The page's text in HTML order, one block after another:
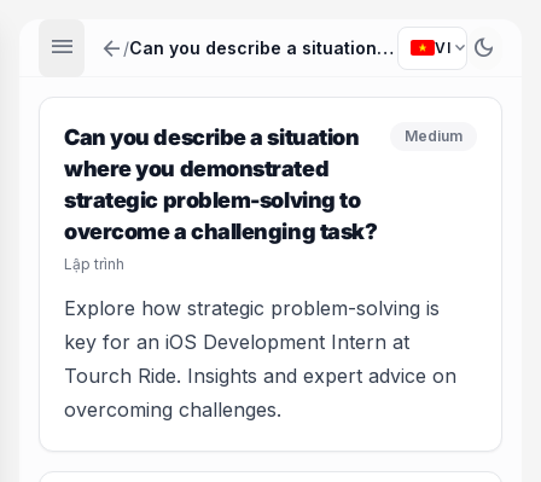
menu arrow_back / Can you describe a situation where you demonstrated strategic problem-solving to overcome a challenging task? VI expand_more dark_mode
Can you describe a situation
where you demonstrated
strategic problem-solving to
overcome a challenging task?
Lập trình
Medium
Explore how strategic problem-solving is
key for an iOS Development Intern at
Tourch Ride. Insights and expert advice on
overcoming challenges.